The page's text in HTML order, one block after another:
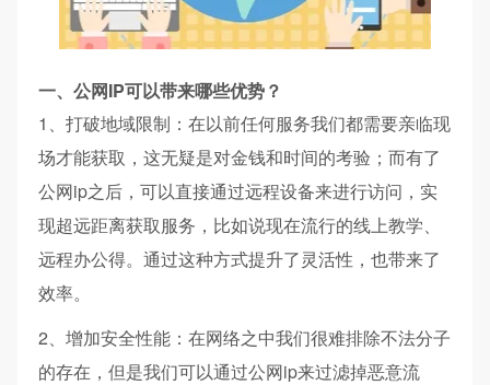
一、公网IP可以带来哪些优势？
1、打破地域限制：在以前任何服务我们都需要亲临现
场才能获取，这无疑是对金钱和时间的考验；而有了
公网ip之后，可以直接通过远程设备来进行访问，实
现超远距离获取服务，比如说现在流行的线上教学、
远程办公得。通过这种方式提升了灵活性，也带来了
效率。
2、增加安全性能：在网络之中我们很难排除不法分子
的存在，但是我们可以通过公网ip来过滤掉恶意流